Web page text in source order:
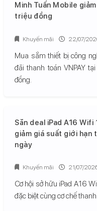
Minh Tuấn Mobile
triệu đồng
Mua sắm thiết bị công
đãi thanh toán VNPAY
đồng.
Khuyến mãi 22/07/
Săn deal iPad A16 Wifi
giảm giá suất giới hạn
ngày
Cơ hội sở hữu iPad A16
đặc biệt cùng cơ chế
Khuyến mãi 21/07/